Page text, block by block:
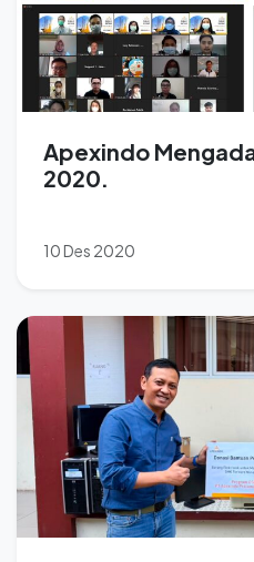
Apexindo
2020.
10 Des 2020